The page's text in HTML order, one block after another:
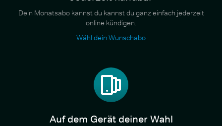
Dein Monatsabo kannst du kannst du ganz einfach jederzeit
online kündigen.
Wähl dein Wunschabo
Auf dem Gerät deiner Wahl